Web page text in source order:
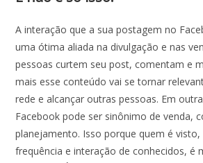
A interação que a sua postagem no
uma ótima aliada na divulgação e nas
pessoas curtem seu post, comentam e
mais esse conteúdo vai se tornar
rede e alcançar outras pessoas. Em
Facebook pode ser sinônimo de venda,
planejamento. Isso porque quem é
frequência e interação de conhecidos, é